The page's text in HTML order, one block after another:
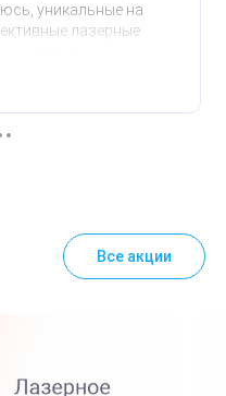
уникальные на
лазерные
имеет
отношение с первого
в кабинете
Все акции